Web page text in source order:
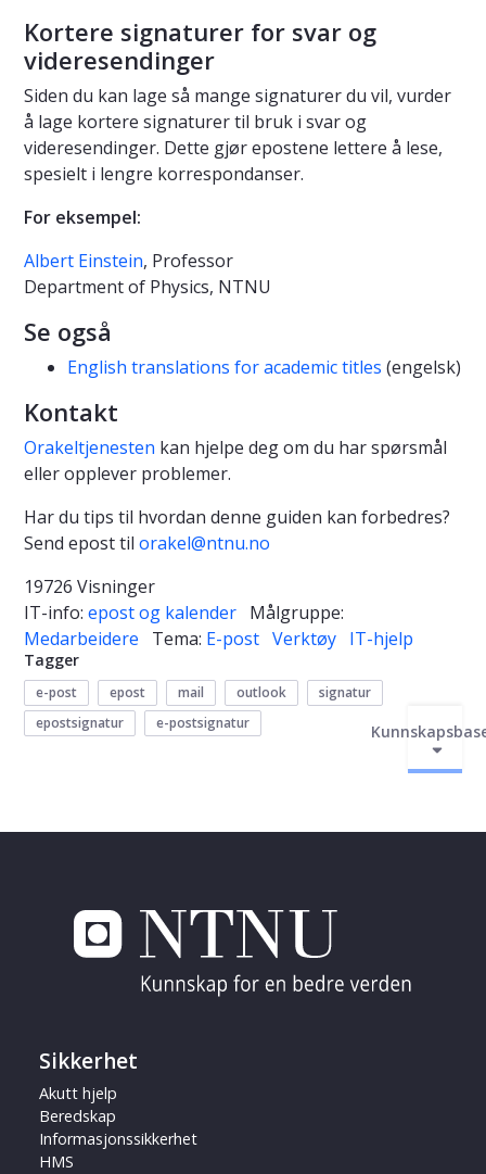
Kortere signaturer for svar og
videresendinger
Siden du kan lage så mange signaturer du vil, vurder
å lage kortere signaturer til bruk i svar og
videresendinger. Dette gjør epostene lettere å lese,
spesielt i lengre korrespondanser.
For eksempel:
Albert Einstein, Professor
Department of Physics, NTNU
Se også
English translations for academic titles (engelsk)
Kontakt
Orakeltjenesten kan hjelpe deg om du har spørsmål
eller opplever problemer.
Har du tips til hvordan denne guiden kan forbedres?
Send epost til orakel@ntnu.no
19726 Visninger
IT-info: epost og kalender Målgruppe:
Medarbeidere
Tema: E-post Verktøy IT-hjelp
Tagger
e-post epost mail outlook
signatur
epostsignatur
e-postsignatur
Sikkerhet
Akutt hjelp
Beredskap
Informasjonssikkerhet
HMS